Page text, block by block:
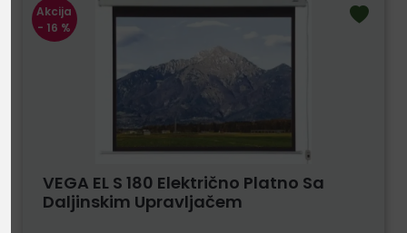
Akcija
- 16 %
VEGA EL S 180 Električno Platno Sa
Daljinskim Upravljačem